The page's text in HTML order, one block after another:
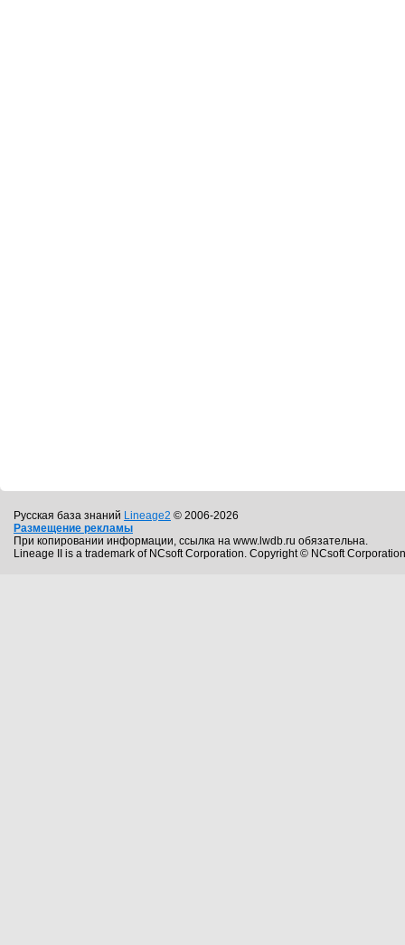
Русская база знаний Lineage2 © 2006-2026
Размещение рекламы
При копировании информации, ссылка на www.lwdb.ru обязательна.
Lineage II is a trademark of NCsoft Corporation. Copyright © NCsoft